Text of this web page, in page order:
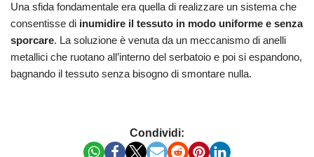
Una sfida fondamentale era quella di realizzare un sistema che
consentisse di inumidire il tessuto in modo uniforme e senza
sporcare. La soluzione è venuta da un meccanismo di anelli
metallici che ruotano all’interno del serbatoio e poi si espandono,
bagnando il tessuto senza bisogno di smontare nulla.
Condividi: